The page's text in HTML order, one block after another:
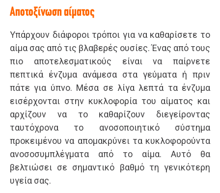
Αποτοξίνωση αίματος
Υπάρχουν διάφοροι τρόποι για να καθαρίσετε το
αίμα σας από τις βλαβερές ουσίες. Ένας από τους
πιο αποτελεσματικούς είναι να παίρνετε
πεπτικά ένζυμα ανάμεσα στα γεύματα ή πριν
πάτε για ύπνο. Μέσα σε λίγα λεπτά τα ένζυμα
εισέρχονται στην κυκλοφορία του αίματος και
αρχίζουν να το καθαρίζουν διεγείροντας
ταυτόχρονα το ανοσοποιητικό σύστημα
προκειμένου να απομακρύνει τα κυκλοφορούντα
ανοσοσυμπλέγματα από το αίμα. Αυτό θα
βελτιώσει σε σημαντικό βαθμό τη γενικότερη
υγεία σας.